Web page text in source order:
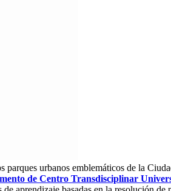
parques urbanos emblemáticos de la
de Centro Transdisciplinar